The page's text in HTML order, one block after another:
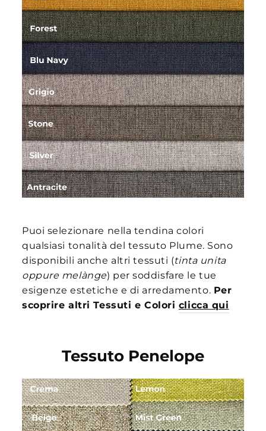
Puoi selezionare nella tendina colori
qualsiasi tonalità del tessuto Plume. Sono
disponibili anche altri tessuti (tinta unita
oppure melànge) per soddisfare le tue
esigenze estetiche e di arredamento. Per
scoprire altri Tessuti e Colori clicca qui
Tessuto Penelope